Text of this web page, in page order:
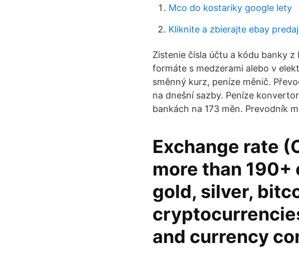
Mco do kostariky google lety
Kliknite a zbierajte ebay
Zistenie čísla účtu a kódu banky
formáte s medzerami alebo v
směnný kurz, peníze měnič.
na dnešní sazby. Peníze
bankách na 173 měn. Prevodník
Exchange rate
more than
gold, silver,
and currency